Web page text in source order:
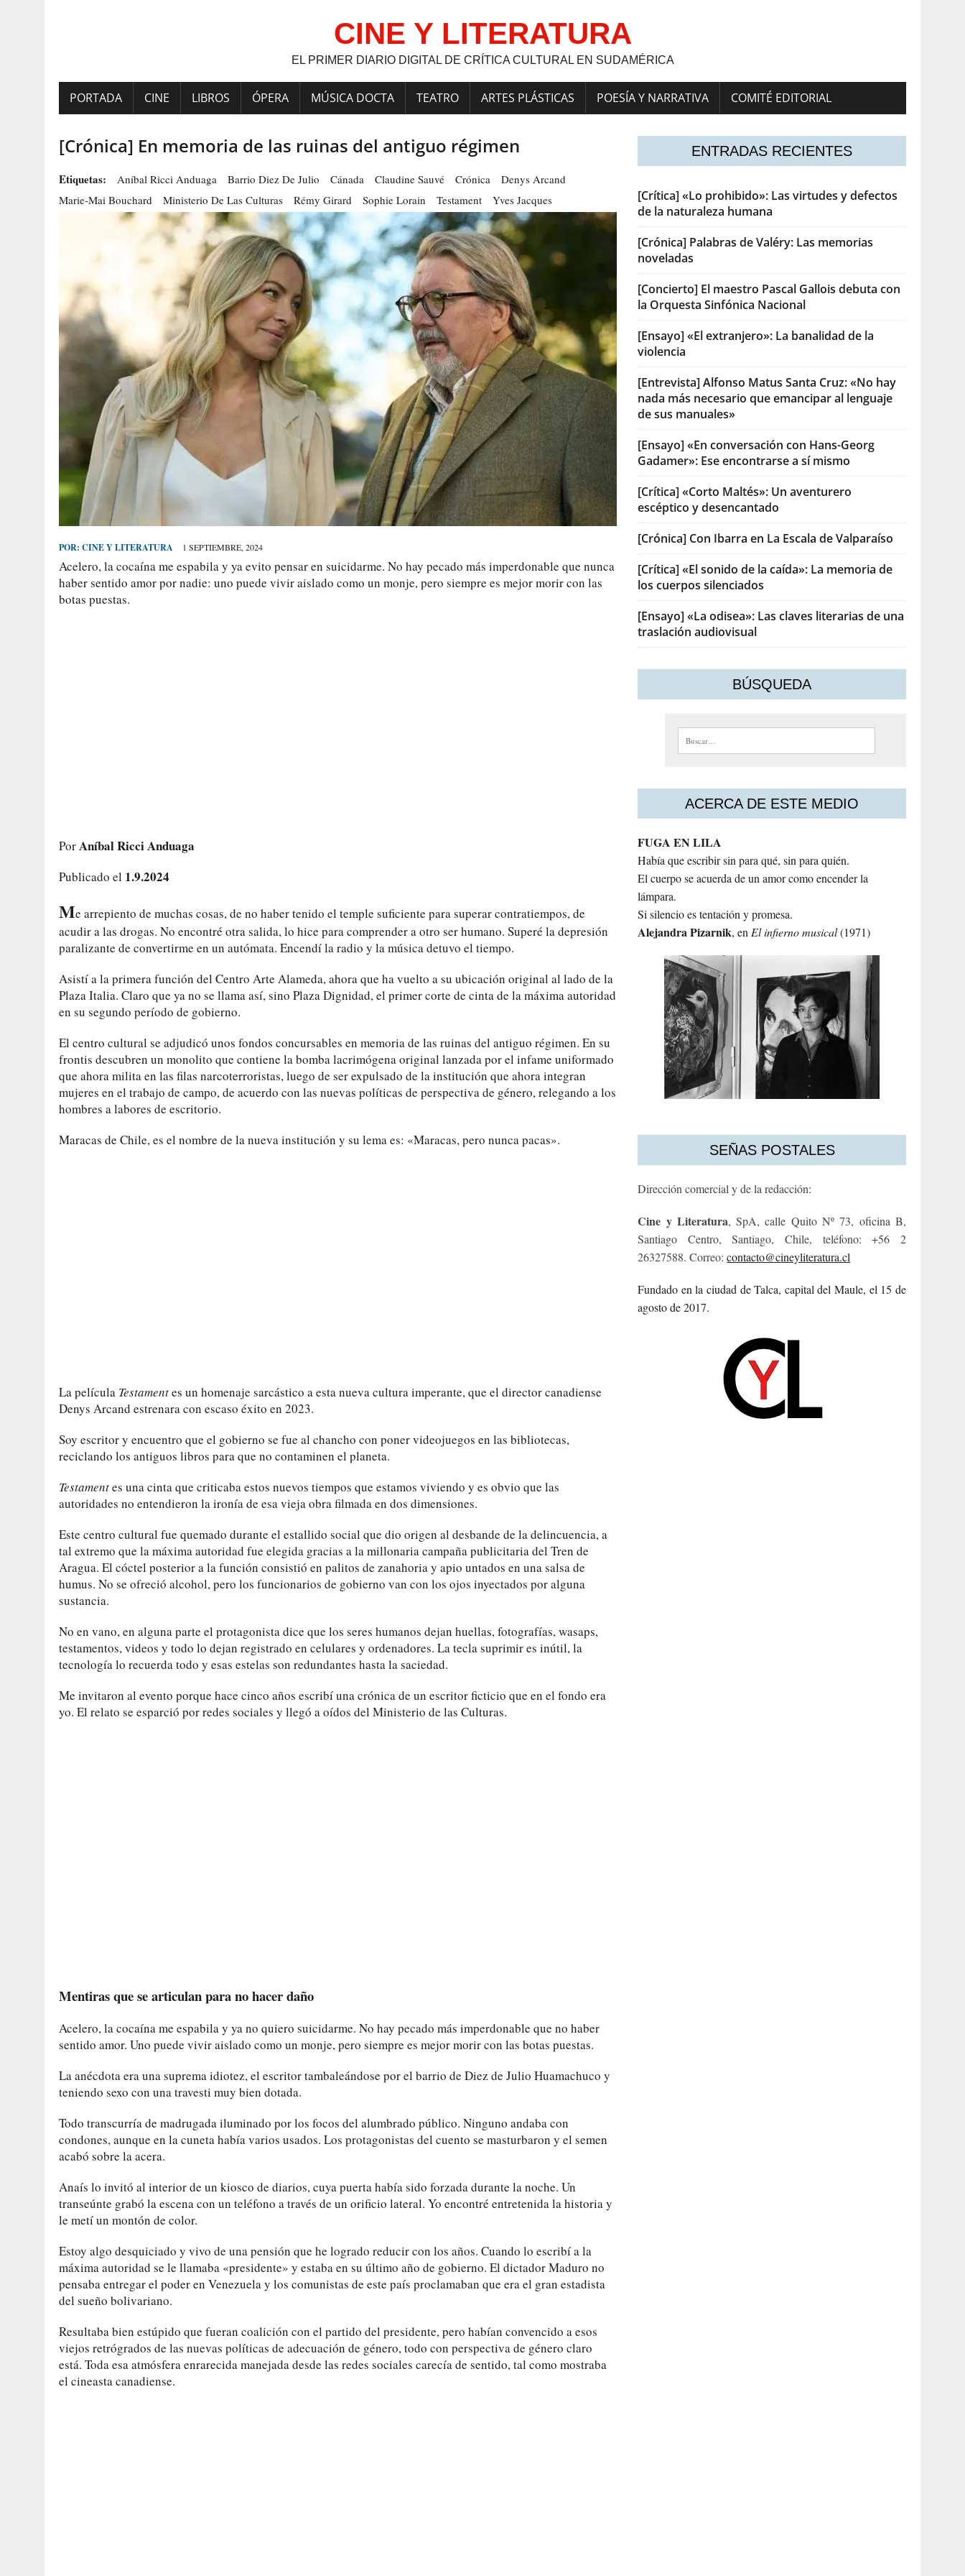
CINE Y LITERATURA
EL PRIMER DIARIO DIGITAL DE CRÍTICA CULTURAL EN SUDAMÉRICA
PORTADA CINE LIBROS ÓPERA MÚSICA DOCTA TEATRO ARTES PLÁSTICAS POESÍA Y NARRATIVA COMITÉ EDITORIAL
[Crónica] En memoria de las ruinas del antiguo régimen
Etiquetas: Aníbal Ricci Anduaga Barrio Diez De Julio Cánada Claudine Sauvé Crónica
Denys Arcand
Marie-Mai Bouchard
Ministerio De Las Culturas Rémy Girard Sophie Lorain Testament Yves Jacques
POR: CINE Y LITERATURA 1 SEPTIEMBRE, 2024
Acelero, la cocaína me espabila y ya evito pensar en suicidarme. No hay pecado más imperdonable que nunca
haber sentido amor por nadie: uno puede vivir aislado como un monje, pero siempre es mejor morir con las
botas puestas.
PorAníbal Ricci Anduaga
Publicado el 1.9.2024
Me arrepiento de muchas cosas, de no haber tenido el temple suficiente para superar contratiempos, de
acudir a las drogas. No encontré otra salida, lo hice para comprender a otro ser humano. Superé la depresión
paralizante de convertirme en un autómata. Encendí la radio y la música detuvo el tiempo.
Asistí a la primera función del Centro Arte Alameda, ahora que ha vuelto a su ubicación original al lado de la
Plaza Italia. Claro que ya no se llama así, sino Plaza Dignidad, el primer corte de cinta de la máxima autoridad
en su segundo período de gobierno.
El centro cultural se adjudicó unos fondos concursables en memoria de las ruinas del antiguo régimen. En su
frontis descubren un monolito que contiene la bomba lacrimógena original lanzada por el infame uniformado
que ahora milita en las filas narcoterroristas, luego de ser expulsado de la institución que ahora integran
mujeres en el trabajo de campo, de acuerdo con las nuevas políticas de perspectiva de género, relegando a los
hombres a labores de escritorio.
Maracas de Chile, es el nombre de la nueva institución y su lema es: «Maracas, pero nunca pacas».
La película Testamentes un homenaje sarcástico a esta nueva cultura imperante, que el director canadiense
Denys Arcand estrenara con escaso éxito en 2023.
Soy escritor y encuentro que el gobierno se fue al chancho con poner videojuegos en las bibliotecas,
reciclando los antiguos libros para que no contaminen el planeta.
Testamentes una cinta que criticaba estos nuevos tiempos que estamos viviendo y es obvio que las
autoridades no entendieron la ironía de esa vieja obra filmada en dos dimensiones.
Este centro cultural fue quemado durante el estallido social que dio origen al desbande de la delincuencia, a
tal extremo que la máxima autoridad fue elegida gracias a la millonaria campaña publicitaria del Tren de
Aragua. El cóctel posterior a la función consistió en palitos de zanahoria y apio untados en una salsa de
humus. No se ofreció alcohol, pero los funcionarios de gobierno van con los ojos inyectados por alguna
sustancia.
No en vano, en alguna parte el protagonista dice que los seres humanos dejan huellas, fotografías, wasaps,
testamentos, videos y todo lo dejan registrado en celulares y ordenadores. La tecla suprimir es inútil, la
tecnología lo recuerda todo y esas estelas son redundantes hasta la saciedad.
Me invitaron al evento porque hace cinco años escribí una crónica de un escritor ficticio que en el fondo era
yo. El relato se esparció por redes sociales y llegó a oídos del Ministerio de las Culturas.
Mentiras que se articulan para no hacer daño
Acelero, la cocaína me espabila y ya no quiero suicidarme. No hay pecado más imperdonable que no haber
sentido amor. Uno puede vivir aislado como un monje, pero siempre es mejor morir con las botas puestas.
La anécdota era una suprema idiotez, el escritor tambaleándose por el barrio de Diez de Julio Huamachuco y
teniendo sexo con una travesti muy bien dotada.
Todo transcurría de madrugada iluminado por los focos del alumbrado público. Ninguno andaba con
condones, aunque en la cuneta había varios usados. Los protagonistas del cuento se masturbaron y el semen
acabó sobre la acera.
Anaís lo invitó al interior de un kiosco de diarios, cuya puerta había sido forzada durante la noche. Un
transeúnte grabó la escena con un teléfono a través de un orificio lateral. Yo encontré entretenida la historia y
le metí un montón de color.
Estoy algo desquiciado y vivo de una pensión que he logrado reducir con los años. Cuando lo escribí a la
máxima autoridad se le llamaba «presidente» y estaba en su último año de gobierno. El dictador Maduro no
pensaba entregar el poder en Venezuela y los comunistas de este país proclamaban que era el gran estadista
del sueño bolivariano.
Resultaba bien estúpido que fueran coalición con el partido del presidente, pero habían convencido a esos
viejos retrógrados de las nuevas políticas de adecuación de género, todo con perspectiva de género claro
está. Toda esa atmósfera enrarecida manejada desde las redes sociales carecía de sentido, tal como mostraba
el cineasta canadiense.
ENTRADAS RECIENTES
[Crítica] «Lo prohibido»: Las virtudes y defectos
de la naturaleza humana
[Crónica] Palabras de Valéry: Las memorias
noveladas
[Concierto] El maestro Pascal Gallois debuta con
la Orquesta Sinfónica Nacional
[Ensayo] «El extranjero»: La banalidad de la
violencia
[Entrevista] Alfonso Matus Santa Cruz: «No hay
nada más necesario que emancipar al lenguaje
de sus manuales»
[Ensayo] «En conversación con Hans-Georg
Gadamer»: Ese encontrarse a sí mismo
[Crítica] «Corto Maltés»: Un aventurero
escéptico y desencantado
[Crónica] Con Ibarra en La Escala de Valparaíso
[Crítica] «El sonido de la caída»: La memoria de
los cuerpos silenciados
[Ensayo] «La odisea»: Las claves literarias de una
traslación audiovisual
BÚSQUEDA
Buscar:
ACERCA DE ESTE MEDIO
FUGA EN LILA
Había que escribir sin para qué, sin para quién.
El cuerpo se acuerda de un amor como encender la
lámpara.
Si silencio es tentación y promesa.
AlejandraPizarnik, enEl infierno musical(1971)
SEÑAS POSTALES
Dirección comercial y de la redacción:
Cine y Literatura, SpA, calle Quito Nº 73, oficina B,
Santiago Centro, Santiago, Chile, teléfono: +56 2
26327588. Correo:contacto@cineyliteratura.cl
Fundado en la ciudad de Talca, capital del Maule, el 15 de
agosto de 2017.